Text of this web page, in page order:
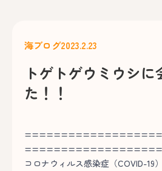
海ブログ2023.2.23
トゲトゲウミウシに
た！！
コロナウィルス感染症（COVID-19